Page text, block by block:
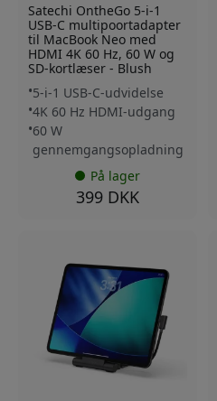
Satechi OntheGo 5-i-1
USB-C multipoortadapter
til MacBook Neo med
HDMI 4K 60 Hz, 60 W og
SD-kortlæser - Blush
5-i-1 USB-C-udvidelse
4K 60 Hz HDMI-udgang
60 W
gennemgangsopladning
På lager
399 DKK